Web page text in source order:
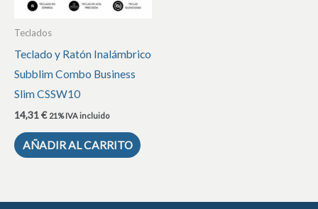
Teclados
Teclado y Ratón Inalámbrico
Subblim Combo Business
Slim CSSW10
14,31€ 21% IVA incluido
AÑADIR AL CARRITO